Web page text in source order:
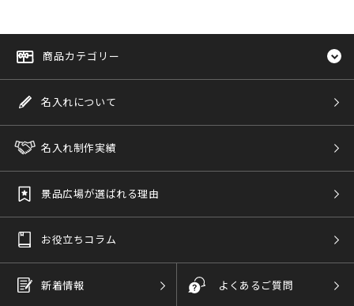
商品カテゴリー
名入れについて
名入れ制作実績
景品広場が選ばれる理由
お役立ちコラム
新着情報 よくあるご質問